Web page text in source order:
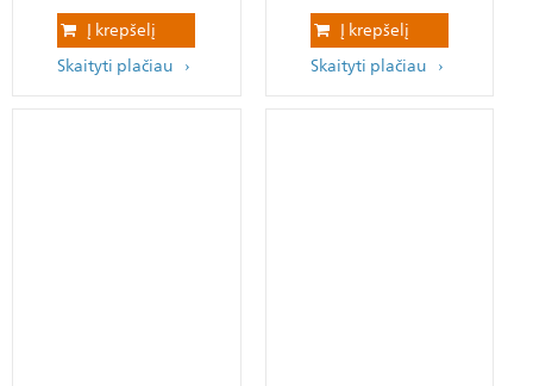
Į krepšelį
Skaityti plačiau
Į krepšelį
Skaityti plačiau